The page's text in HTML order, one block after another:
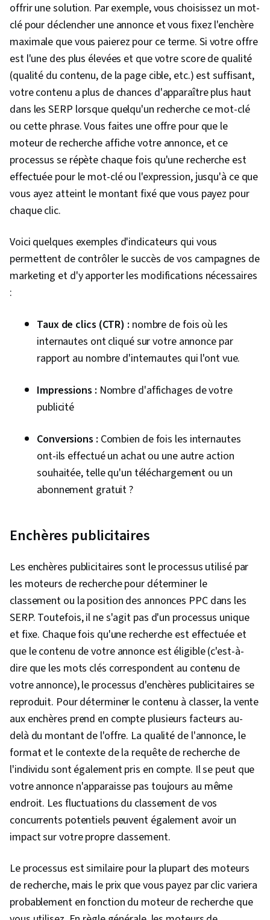
offrir une solution. Par exemple, vous choisissez un mot-
clé pour déclencher une annonce et vous fixez l'enchère
maximale que vous paierez pour ce terme. Si votre offre
est l'une des plus élevées et que votre score de qualité
(qualité du contenu, de la page cible, etc.) est suffisant,
votre contenu a plus de chances d'apparaître plus haut
dans les SERP lorsque quelqu'un recherche ce mot-clé
ou cette phrase. Vous faites une offre pour que le
moteur de recherche affiche votre annonce, et ce
processus se répète chaque fois qu'une recherche est
effectuée pour le mot-clé ou l'expression, jusqu'à ce que
vous ayez atteint le montant fixé que vous payez pour
chaque clic.
Voici quelques exemples d'indicateurs qui vous
permettent de contrôler le succès de vos campagnes de
marketing et d'y apporter les modifications nécessaires
:
Taux de clics (CTR) : nombre de fois où les
internautes ont cliqué sur votre annonce par
rapport au nombre d'internautes qui l'ont vue.
Impressions : Nombre d'affichages de votre
publicité
Conversions : Combien de fois les internautes
ont-ils effectué un achat ou une autre action
souhaitée, telle qu'un téléchargement ou un
abonnement gratuit ?
Enchères publicitaires
Les enchères publicitaires sont le processus utilisé par
les moteurs de recherche pour déterminer le
classement ou la position des annonces PPC dans les
SERP. Toutefois, il ne s'agit pas d'un processus unique
et fixe. Chaque fois qu'une recherche est effectuée et
que le contenu de votre annonce est éligible (c'est-à-
dire que les mots clés correspondent au contenu de
votre annonce), le processus d'enchères publicitaires se
reproduit. Pour déterminer le contenu à classer, la vente
aux enchères prend en compte plusieurs facteurs au-
delà du montant de l'offre. La qualité de l'annonce, le
format et le contexte de la requête de recherche de
l'individu sont également pris en compte. Il se peut que
votre annonce n'apparaisse pas toujours au même
endroit. Les fluctuations du classement de vos
concurrents potentiels peuvent également avoir un
impact sur votre propre classement.
Le processus est similaire pour la plupart des moteurs
de recherche, mais le prix que vous payez par clic variera
probablement en fonction du moteur de recherche que